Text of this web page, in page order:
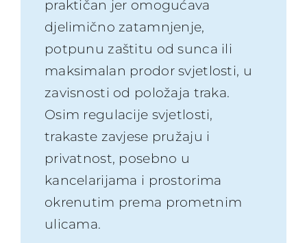
praktičan jer omogućava
djelimično zatamnjenje,
potpunu zaštitu od sunca ili
maksimalan prodor svjetlosti, u
zavisnosti od položaja traka.
Osim regulacije svjetlosti,
trakaste zavjese pružaju i
privatnost, posebno u
kancelarijama i prostorima
okrenutim prema prometnim
ulicama.